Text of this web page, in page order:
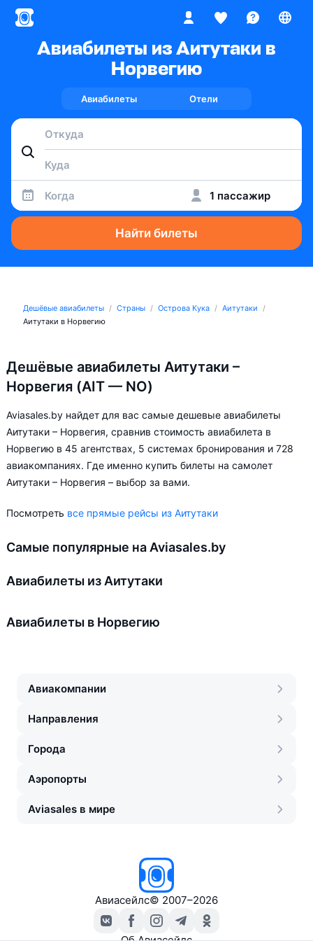
Авиабилеты из Аитутаки в
Норвегию
Авиабилеты Отели
Когда 1 пассажир
Найти билеты
Дешёвые авиабилеты Страны Острова Кука
Аитутаки
Аитутаки в Норвегию
Дешёвые авиабилеты Аитутаки –
Норвегия (AIT — NO)
Aviasales.by найдет для вас самые дешевые авиабилеты
Аитутаки – Норвегия, сравнив стоимость авиабилета в
Норвегию в 45 агентствах, 5 системах бронирования и 728
авиакомпаниях. Где именно купить билеты на самолет
Аитутаки – Норвегия – выбор за вами.
Посмотреть все прямые рейсы из Аитутаки
Самые популярные на Aviasales.by
Авиабилеты из Аитутаки
Авиабилеты в Норвегию
Авиакомпании
Направления
Города
Аэропорты
Aviasales в мире
Авиасейлс© 2007–2026